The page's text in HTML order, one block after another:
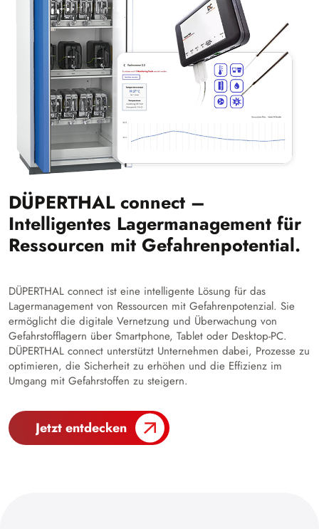
DÜPERTHAL connect –
Intelligentes Lagermanagement für
Ressourcen mit Gefahrenpotential.
DÜPERTHAL connect ist eine intelligente Lösung für das
Lagermanagement von Ressourcen mit Gefahrenpotenzial. Sie
ermöglicht die digitale Vernetzung und Überwachung von
Gefahrstofflagern über Smartphone, Tablet oder Desktop-PC.
DÜPERTHAL connect unterstützt Unternehmen dabei, Prozesse zu
optimieren, die Sicherheit zu erhöhen und die Effizienz im
Umgang mit Gefahrstoffen zu steigern.
Jetzt entdecken